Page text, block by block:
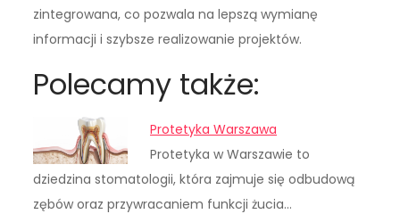
zintegrowana, co pozwala na lepszą wymianę
informacji i szybsze realizowanie projektów.
Polecamy także:
Protetyka Warszawa
Protetyka w Warszawie to
dziedzina stomatologii, która zajmuje się odbudową
zębów oraz przywracaniem funkcji żucia…